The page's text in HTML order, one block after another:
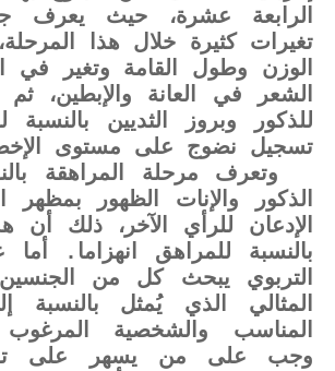
الرابعة عشرة، حيث يعرف
تغيرات كثيرة خلال هذا
الوزن وطول القامة وتغير في
الشعر في العانة والإبطين، ثم
للذكور وبروز الثديين بالنسبة
تسجيل نضوج على مستوى
وتعرف مرحلة المراهقة
الذكور والإنات الظهور بمظهر
الإدعان للرأي الآخر، ذلك أن
بالنسبة للمراهق انهزاما.
التربوي يبحث كل من
المثالي الذي يُمثل بالنسبة
المناسب والشخصية
وجب على من يسهر على